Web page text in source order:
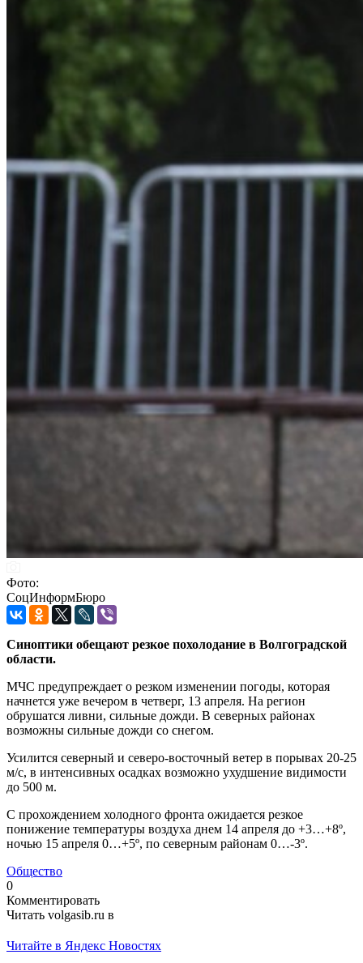
Фото:
СоцИнформБюро
Синоптики обещают резкое похолодание в Волгоградской
области.
МЧС предупреждает о резком изменении погоды, которая
начнется уже вечером в четверг, 13 апреля. На регион
обрушатся ливни, сильные дожди. В северных районах
возможны сильные дожди со снегом.
Усилится северный и северо-восточный ветер в порывах 20-25
м/с, в интенсивных осадках возможно ухудшение видимости
до 500 м.
С прохождением холодного фронта ожидается резкое
понижение температуры воздуха днем 14 апреля до +3…+8º,
ночью 15 апреля 0…+5º, по северным районам 0…-3º.
Общество
0
Комментировать
Читать volgasib.ru в
Читайте в Яндекс Новостях